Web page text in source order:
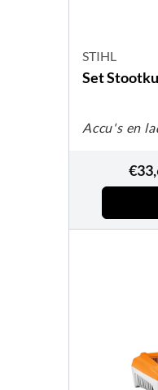
STIHL
Set
Accu's en
€